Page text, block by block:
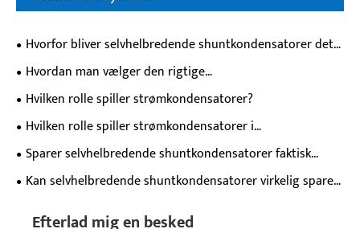
Hvorfor bliver selvhelbredende shuntkondensatorer det
foretrukne valg til moderne strømsystemer?
Hvordan man vælger den rigtige
lavspændingseffektkondensator til industriel
effektfaktorkorrektion?
Hvilken rolle spiller strømkondensatorer?
Hvilken rolle spiller strømkondensatorer i
strømsystemer?
Sparer selvhelbredende shuntkondensatorer faktisk
penge, eller er de bare spild af kontanter?
Kan selvhelbredende shuntkondensatorer virkelig spare
Efterlad mig en besked